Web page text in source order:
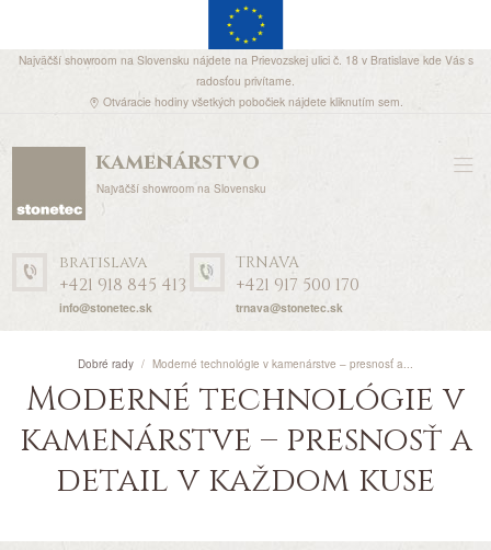
Najväčší showroom na Slovensku nájdete na Prievozskej ulici č. 18 v Bratislave kde Vás s
radosťou privítame.
Otváracie hodiny všetkých pobočiek nájdete kliknutím sem.
kamenárstvo
Najväčší showroom na Slovensku
bratislava
+421 918 845 413
info@stonetec.sk
TRNAVA
+421 917 500 170
trnava@stonetec.sk
Dobré rady Moderné technológie v kamenárstve – presnosť a...
Moderné technológie v
kamenárstve – presnosť a
detail v každom kuse